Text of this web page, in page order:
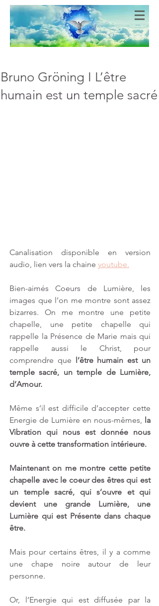
Bien-Aimés
COEURS DE LUMIERE
Bruno Gröning I L’être
humain est un temple sacré
Canalisation disponible en version
audio, lien vers la chaine youtube.
Bien-aimés Coeurs de Lumière, les
images que l’on me montre sont assez
bizarres. On me montre une petite
chapelle, une petite chapelle qui
rappelle la Présence de Marie mais qui
rappelle aussi le Christ, pour
comprendre que
l’être humain est un
temple sacré, un temple de Lumière,
d’Amour.
Même s’il est difficile d’accepter cette
Energie de Lumière en nous-mêmes, la
Vibration qui nous est donnée nous
ouvre à cette transformation intérieure.
Maintenant on me montre cette petite
chapelle avec le coeur des êtres qui est
un temple sacré, qui s’ouvre et qui
devient une grande Lumière, une
Lumière qui est Présente dans chaque
être.
Mais pour certains êtres, il y a comme
une chape noire autour de leur
personne.
Or, l’Energie qui est diffusée par la